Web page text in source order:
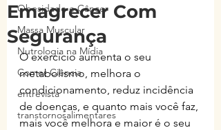
Obesidade e Câncer
Massa Muscular
Nutrologia na Mídia
Comer Ciência
entrevista
transtornosalimentares
Emagrecer Com
Segurança
O exercício aumenta o seu
metabolismo, melhora o
condicionamento, reduz incidência
de doenças, e quanto mais você faz,
mais você melhora e maior é o seu